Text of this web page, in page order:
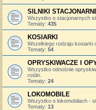
SILNIKI
Wszystko o stacjonarnych
Tematy: 435
KOSIARKI
Wszelkiego rodzaju kosiarki
Tematy: 54
OPRYSKIWACZE I
Wszystko odnośnie
roślin.
Tematy: 24
LOKOMOBILE
Wszystko o lokomobilach -
Tematy: 13